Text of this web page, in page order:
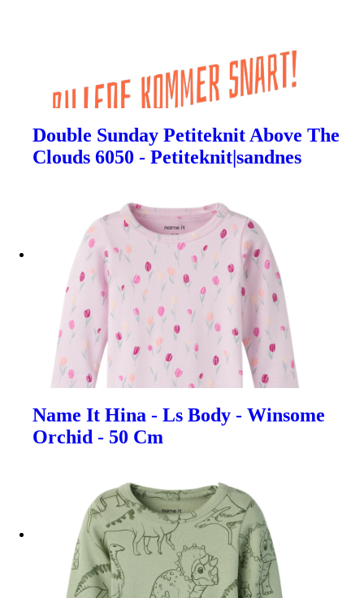
Double Sunday Petiteknit Above The
Clouds 6050 - Petiteknit|sandnes
Name It Hina - Ls Body - Winsome
Orchid - 50 Cm